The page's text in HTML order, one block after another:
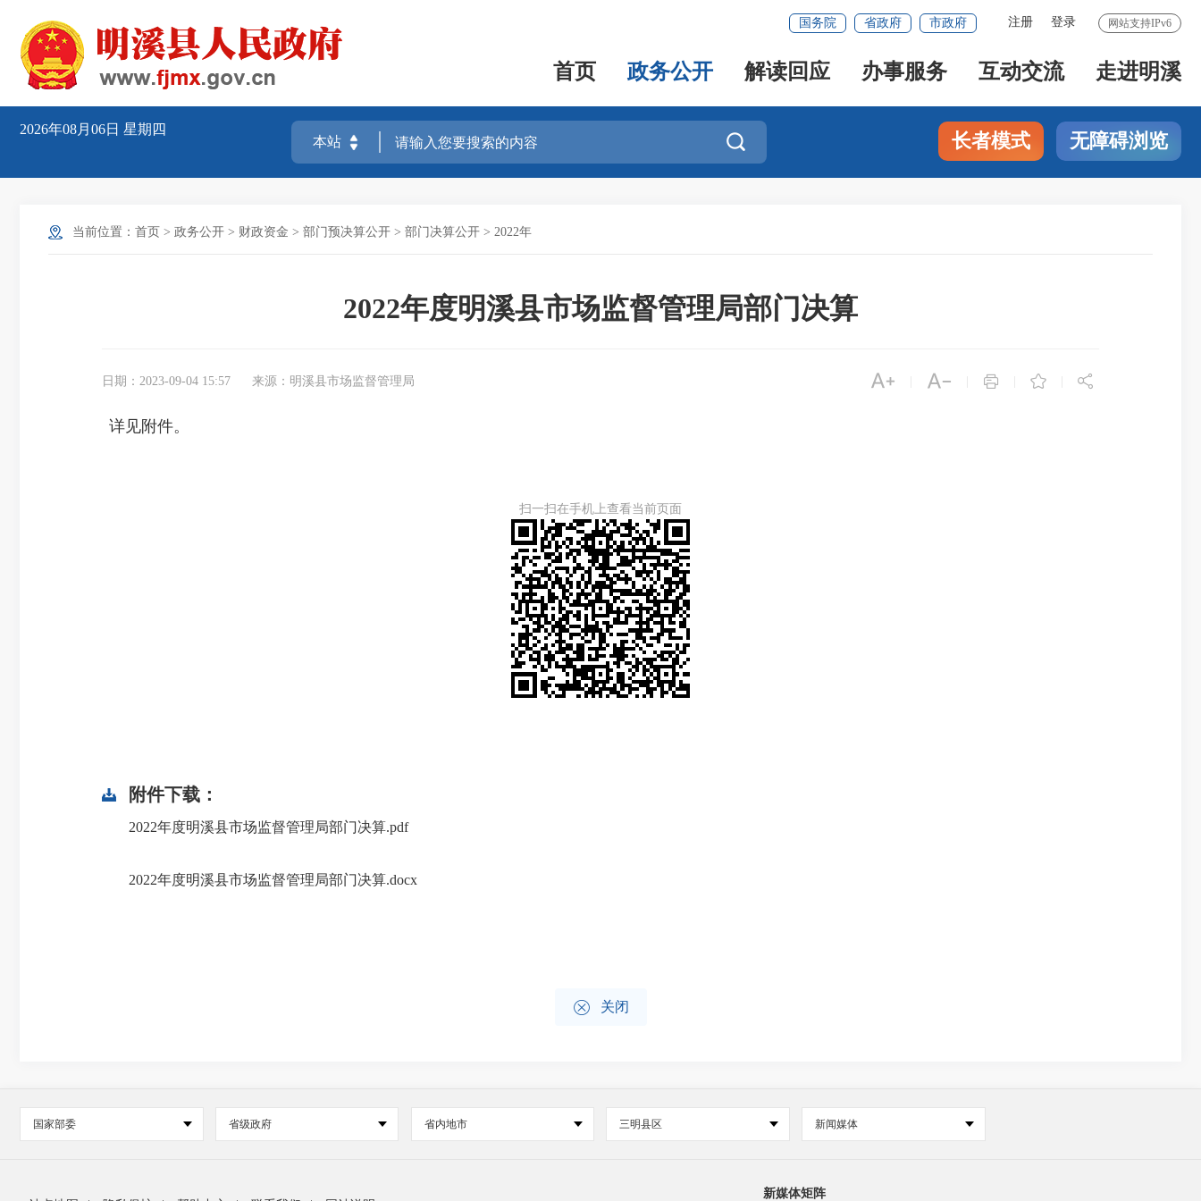
网站支持IPv6
注册 登录
国务院 省政府 市政府
首页 政务公开 解读回应 办事服务 互动交流 走进明溪
2026年08月06日 星期四
 长者模式 无障碍浏览
当前位置： 首页 > 政务公开 > 财政资金 > 部门预决算公开 > 部门决算公开 > 2022年
2022年度明溪县市场监督管理局部门决算
日期：2023-09-04 15:57 来源：明溪县市场监督管理局     
详见附件。
扫一扫在手机上查看当前页面
附件下载：
2022年度明溪县市场监督管理局部门决算.pdf
2022年度明溪县市场监督管理局部门决算.docx
 关闭
国家部委 省级政府 省内地市 三明县区 新闻媒体
新媒体矩阵